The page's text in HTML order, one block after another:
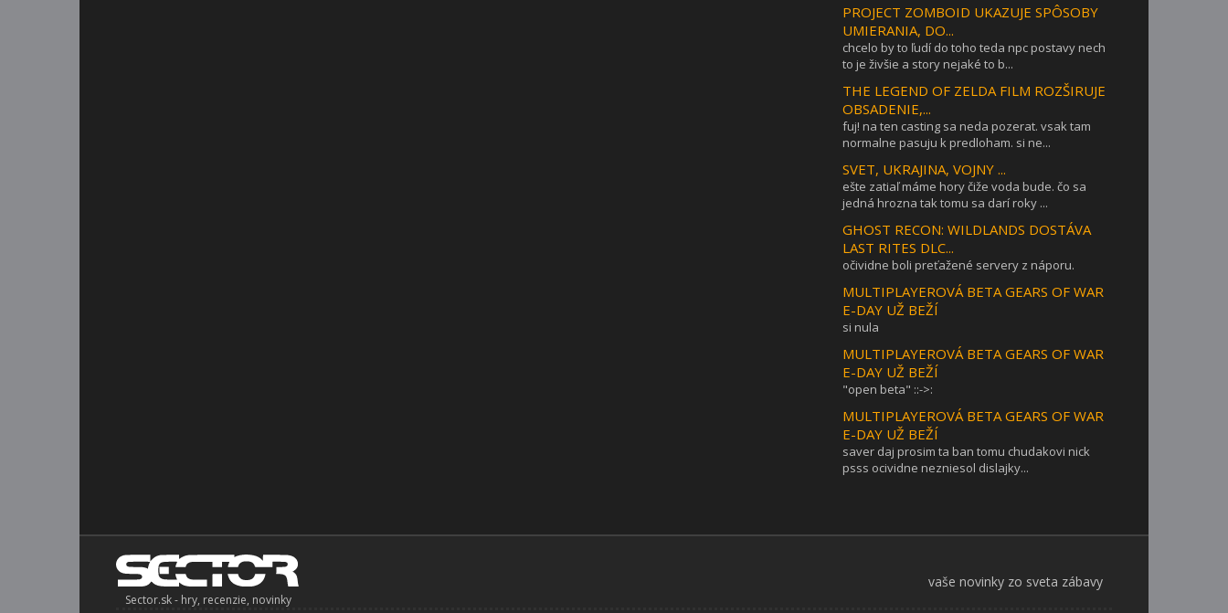
PROJECT ZOMBOID UKAZUJE SPÔSOBY
UMIERANIA, DO...
chcelo by to ľudí do toho teda npc postavy nech
to je živšie a story nejaké to b...
THE LEGEND OF ZELDA FILM ROZŠIRUJE
OBSADENIE,...
fuj! na ten casting sa neda pozerat. vsak tam
normalne pasuju k predloham. si ne...
SVET, UKRAJINA, VOJNY ...
ešte zatiaľ máme hory čiže voda bude. čo sa
jedná hrozna tak tomu sa darí roky ...
GHOST RECON: WILDLANDS DOSTÁVA
LAST RITES DLC...
očividne boli preťažené servery z náporu.
MULTIPLAYEROVÁ BETA GEARS OF WAR
E-DAY UŽ BEŽÍ
si nula
MULTIPLAYEROVÁ BETA GEARS OF WAR
E-DAY UŽ BEŽÍ
"open beta" ::->:
MULTIPLAYEROVÁ BETA GEARS OF WAR
E-DAY UŽ BEŽÍ
saver daj prosim ta ban tomu chudakovi nick
psss ocividne nezniesol dislajky...
vaše novinky zo sveta zábavy
Sector.sk - hry, recenzie, novinky